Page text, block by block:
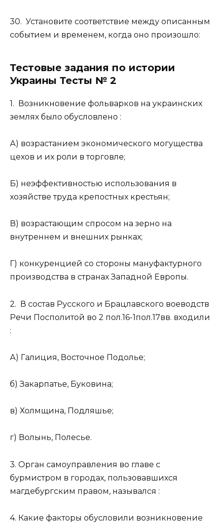
30. Установите соответствие между описанным
событием и временем, когда оно произошло:
Тестовые задания по истории
Украины Тесты № 2
1. Возникновение фольварков на украинских
землях было обусловлено :
А) возрастанием экономического могущества
цехов и их роли в торговле;
Б) неэффективностью использования в
хозяйстве труда крепостных крестьян;
В) возрастающим спросом на зерно на
внутреннем и внешних рынках;
Г) конкуренцией со стороны мануфактурного
производства в странах Западной Европы.
2. В состав Русского и Брацлавского воеводств
Речи Посполитой во 2 пол.16-1пол.17вв. входили
:
А) Галиция, Восточное Подолье;
б) Закарпатье, Буковина;
в) Холмщина, Подляшье;
г) Волынь, Полесье.
3. Орган самоуправления во главе с
бурмистром в городах, пользовавшихся
магдебургским правом, назывался :
4. Какие факторы обусловили возникновение